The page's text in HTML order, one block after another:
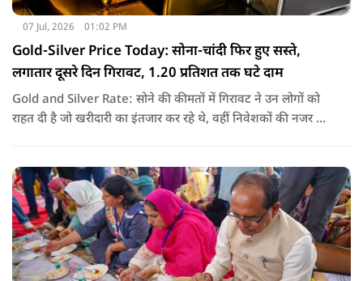
07 Jul, 2026 01:02 PM
Gold-Silver Price Today: सोना-चांदी फिर हुए सस्ते,
लगातार दूसरे दिन गिरावट, 1.20 प्रतिशत तक घटे दाम
Gold and Silver Rate: सोने की कीमतों में गिरावट ने उन लोगों को
राहत दी है जो खरीदारी का इंतजार कर रहे थे, वहीं निवेशकों की नजर अब